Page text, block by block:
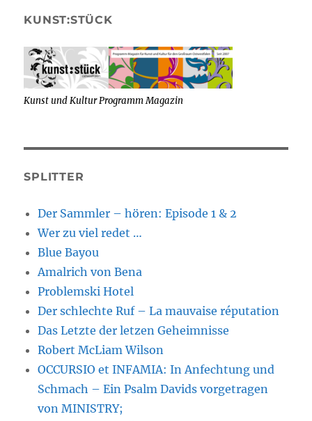
KUNST:STÜCK
Kunst und Kultur Programm Magazin
SPLITTER
Der Sammler – hören: Episode 1 & 2
Wer zu viel redet …
Blue Bayou
Amalrich von Bena
Problemski Hotel
Der schlechte Ruf – La mauvaise réputation
Das Letzte der letzen Geheimnisse
Robert McLiam Wilson
OCCURSIO et INFAMIA: In Anfechtung und
Schmach – Ein Psalm Davids vorgetragen
von MINISTRY;